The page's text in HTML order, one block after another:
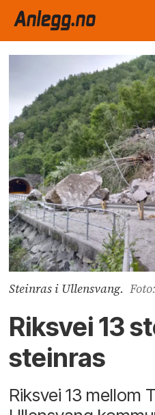
Steinras i Ullensvang.
Riksvei 13
steinras
Riksvei 13 mellom